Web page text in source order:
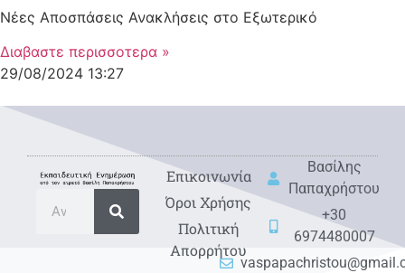
Νέες Αποσπάσεις Ανακλήσεις στο Εξωτερικό
Διαβαστε περισσοτερα »
29/08/2024 13:27
Eπικοινωνία
Όροι Χρήσης
Πολιτική
Απορρήτου
Βασίλης
Παπαχρήστου
+30
6974480007